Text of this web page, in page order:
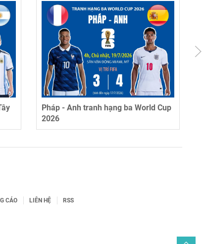
Pháp - Anh tranh hạng ba World Cup
2026
CÁO LIÊN HỆ RSS